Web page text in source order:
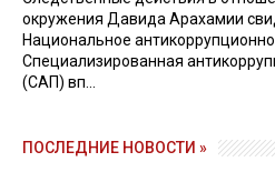
окружения Давида Арахамии
Национальное
Специализированная
(САП) вп...
ПОСЛЕДНИЕ НОВОСТИ »